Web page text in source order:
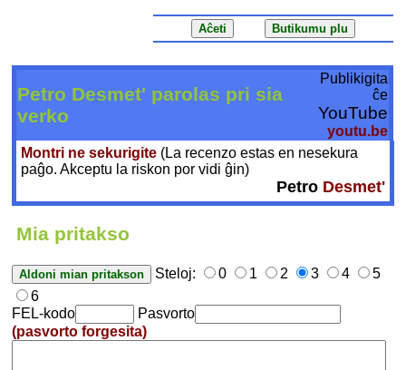
Petro Desmet' parolas pri sia
verko
Publikigita
ĉe
YouTube
youtu.be
Montri ne sekurigite (La recenzo estas en nesekura
paĝo. Akceptu la riskon por vidi ĝin)
Petro Desmet'
Mia pritakso
Steloj: 0 1 2 3 4
5
6
FEL-kodo
Pasvorto
(pasvorto forgesita)